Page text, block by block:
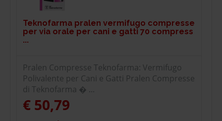
Teknofarma pralen vermifugo compresse
per via orale per cani e gatti 70 compress
...
Pralen Compresse Teknofarma: Vermifugo
Polivalente per Cani e Gatti Pralen Compresse
di Teknofarma � ...
€ 50,79